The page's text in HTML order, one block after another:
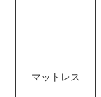
マットレス